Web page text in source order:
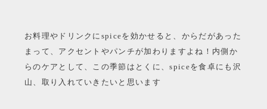
お料理やドリンクにspiceを効かせると、からだがあった
まって、アクセントやパンチが加わりますよね！内側か
らのケアとして、この季節はとくに、spiceを食卓にも沢
山、取り入れていきたいと思います